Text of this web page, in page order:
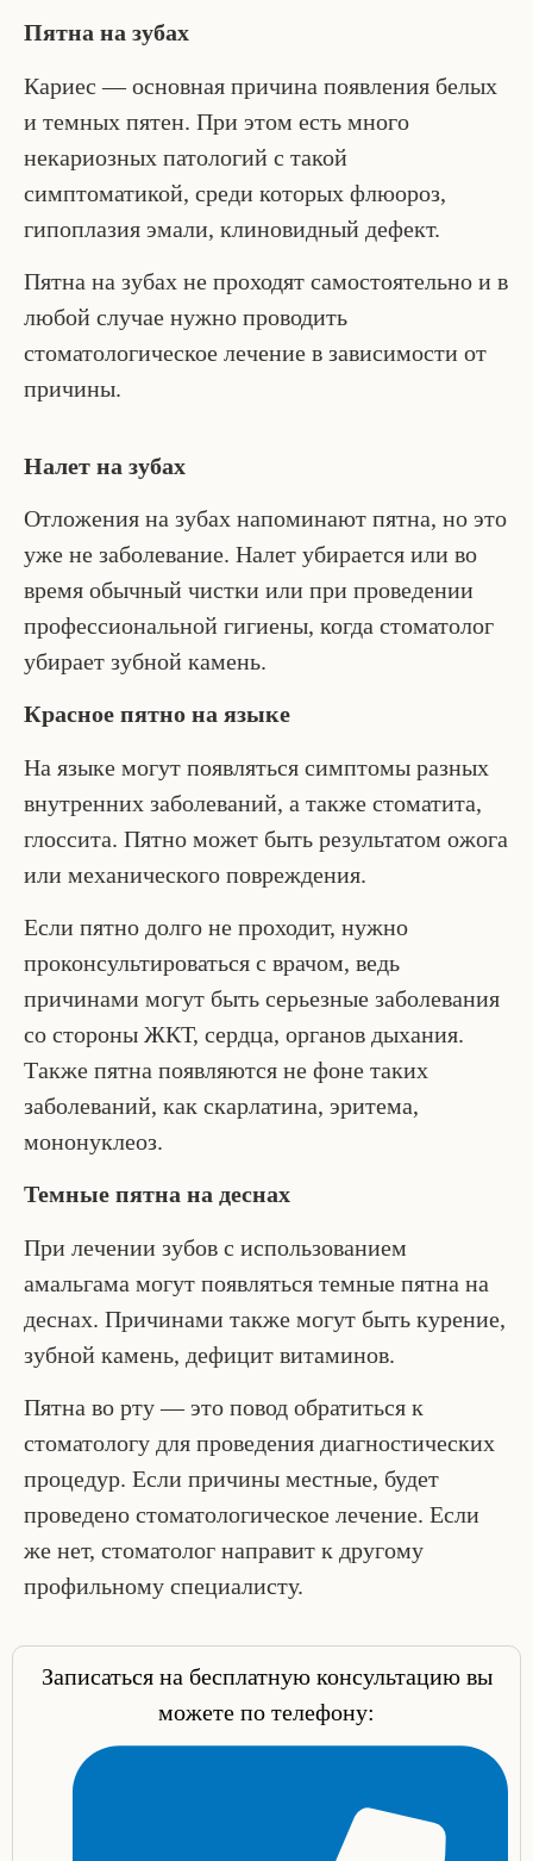
Пятна на зубах
Кариес — основная причина появления белых
и темных пятен. При этом есть много
некариозных патологий с такой
симптоматикой, среди которых флюороз,
гипоплазия эмали, клиновидный дефект.
Пятна на зубах не проходят самостоятельно и в
любой случае нужно проводить
стоматологическое лечение в зависимости от
причины.
Налет на зубах
Отложения на зубах напоминают пятна, но это
уже не заболевание. Налет убирается или во
время обычный чистки или при проведении
профессиональной гигиены, когда стоматолог
убирает зубной камень.
Красное пятно на языке
На языке могут появляться симптомы разных
внутренних заболеваний, а также стоматита,
глоссита. Пятно может быть результатом ожога
или механического повреждения.
Если пятно долго не проходит, нужно
проконсультироваться с врачом, ведь
причинами могут быть серьезные заболевания
со стороны ЖКТ, сердца, органов дыхания.
Также пятна появляются не фоне таких
заболеваний, как скарлатина, эритема,
мононуклеоз.
Темные пятна на деснах
При лечении зубов с использованием
амальгама могут появляться темные пятна на
деснах. Причинами также могут быть курение,
зубной камень, дефицит витаминов.
Пятна во рту — это повод обратиться к
стоматологу для проведения диагностических
процедур. Если причины местные, будет
проведено стоматологическое лечение. Если
же нет, стоматолог направит к другому
профильному специалисту.
Записаться на бесплатную консультацию вы
можете по телефону: